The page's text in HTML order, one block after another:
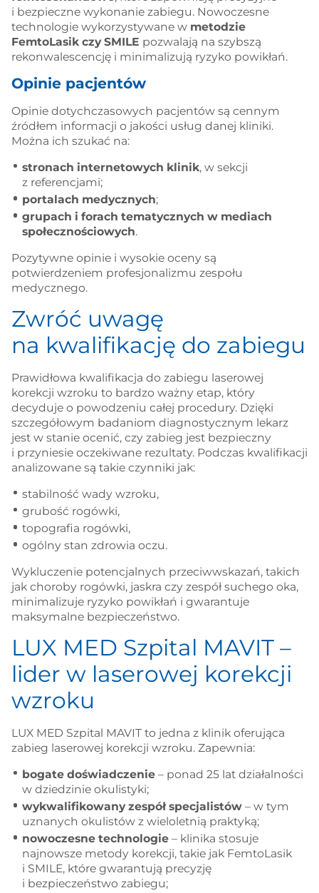
i bezpieczne wykonanie zabiegu. Nowoczesne
technologie wykorzystywane w metodzie
FemtoLasik czy SMILE pozwalają na szybszą
rekonwalescencję i minimalizują ryzyko powikłań.
Opinie pacjentów
Opinie dotychczasowych pacjentów są cennym
źródłem informacji o jakości usług danej kliniki.
Można ich szukać na:
stronach internetowych klinik, w sekcji
z referencjami;
portalach medycznych;
grupach i forach tematycznych w mediach
społecznościowych.
Pozytywne opinie i wysokie oceny są
potwierdzeniem profesjonalizmu zespołu
medycznego.
Zwróć uwagę
na kwalifikację do zabiegu
Prawidłowa kwalifikacja do zabiegu laserowej
korekcji wzroku to bardzo ważny etap, który
decyduje o powodzeniu całej procedury. Dzięki
szczegółowym badaniom diagnostycznym lekarz
jest w stanie ocenić, czy zabieg jest bezpieczny
i przyniesie oczekiwane rezultaty. Podczas kwalifikacji
analizowane są takie czynniki jak:
stabilność wady wzroku,
grubość rogówki,
topografia rogówki,
ogólny stan zdrowia oczu.
Wykluczenie potencjalnych przeciwwskazań, takich
jak choroby rogówki, jaskra czy zespół suchego oka,
minimalizuje ryzyko powikłań i gwarantuje
maksymalne bezpieczeństwo.
LUX MED Szpital MAVIT –
lider w laserowej korekcji
wzroku
LUX MED Szpital MAVIT to jedna z klinik oferująca
zabieg laserowej korekcji wzroku. Zapewnia:
bogate doświadczenie– ponad 25 lat działalności
w dziedzinie okulistyki;
wykwalifikowany zespół specjalistów– w tym
uznanych okulistów z wieloletnią praktyką;
nowoczesne technologie– klinika stosuje
najnowsze metody korekcji, takie jak FemtoLasik
i SMILE, które gwarantują precyzję
i bezpieczeństwo zabiegu;